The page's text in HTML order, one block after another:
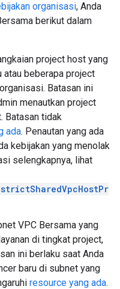
organisasi, Anda
berikut dalam
project host yang
atau beberapa project
Batasan ini
menautkan project
Batasan tidak
ada. Penautan yang ada
kebijakan yang menolak
selengkapnya, lihat
VPC Bersama yang
di tingkat project,
ini berlaku saat Anda
baru di subnet yang
resource yang ada.